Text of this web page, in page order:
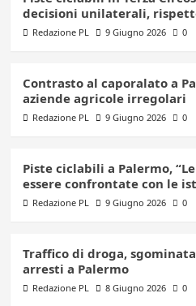
decisioni unilaterali,
Redazione PL 9 Giugno 2026 0
Contrasto al caporalato a
aziende agricole irregolari
Redazione PL 9 Giugno 2026 0
Piste ciclabili a Palermo,
essere confrontate con le
Redazione PL 9 Giugno 2026 0
Traffico di droga,
arresti a Palermo
Redazione PL 8 Giugno 2026 0